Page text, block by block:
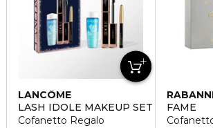
LANCÔME
LASH IDOLE MAKEUP SET
Cofanetto Regalo
FAME